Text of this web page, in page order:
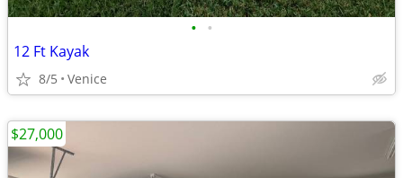
• •
12 Ft Kayak
8/5 Venice
$27,000